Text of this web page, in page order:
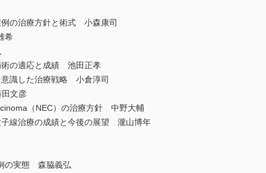
の治療方針と術式 小森康司
希
の適応と成績 池田正孝
識した治療戦略 小倉淳司
文彦
（NEC）の治療方針 中野大輔
線治療の成績と今後の展望 瀧山博年
の実態 森脇義弘